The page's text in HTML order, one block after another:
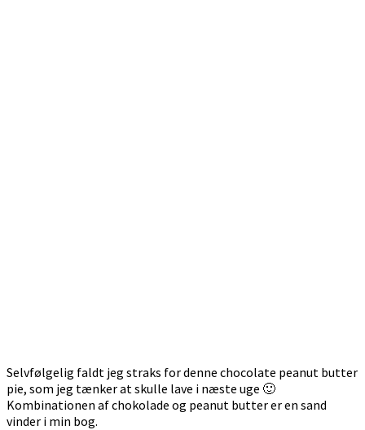
Selvfølgelig faldt jeg straks for denne chocolate peanut butter
pie, som jeg tænker at skulle lave i næste uge 🙂
Kombinationen af chokolade og peanut butter er en sand
vinder i min bog.